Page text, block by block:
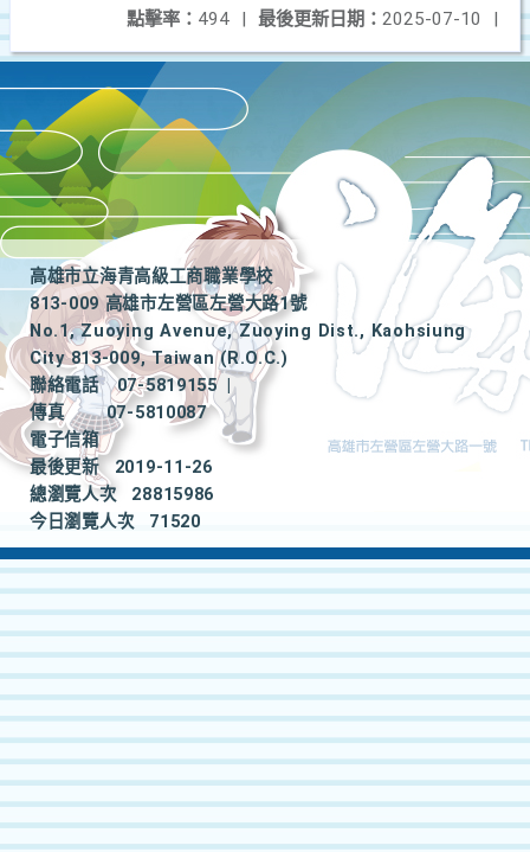
最後更新日期： 2025-07-10 |
點擊率： 494 |
高雄市立海青高級工商職業學校
813-009 高雄市左營區左營大路1號
No.1, Zuoying Avenue, Zuoying Dist., Kaohsiung
City 813-009, Taiwan (R.O.C.)
聯絡電話
07-5819155
|
傳真
07-5810087
電子信箱
最後更新
2019-11-26
總瀏覽人次
28815986
今日瀏覽人次
71520